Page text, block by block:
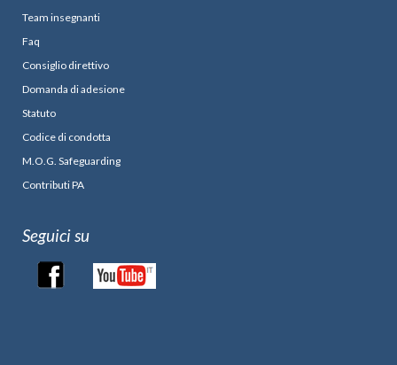
Team insegnanti
Faq
Consiglio direttivo
Domanda di adesione
Statuto
Codice di condotta
M.O.G. Safeguarding
Contributi PA
Seguici su